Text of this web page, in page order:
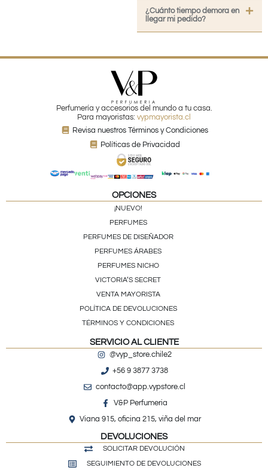
¿Cuánto tiempo demora en
llegar mi pedido?
Perfumería y accesorios del mundo a tu casa.
Para mayoristas: vypmayorista.cl
Revisa nuestros Términos y Condiciones
Políticas de Privacidad
OPCIONES
¡NUEVO!
PERFUMES
PERFUMES DE DISEÑADOR
PERFUMES ÁRABES
PERFUMES NICHO
VICTORIA’S SECRET
VENTA MAYORISTA
POLÍTICA DE DEVOLUCIONES
TÉRMINOS Y CONDICIONES
SERVICIO AL CLIENTE
@vyp_store.chile2
+56 9 3877 3738
contacto@app.vypstore.cl
V&P Perfumeria
Viana 915, oficina 215, viña del mar
DEVOLUCIONES
SOLICITAR DEVOLUCIÓN
SEGUIMIENTO DE DEVOLUCIONES